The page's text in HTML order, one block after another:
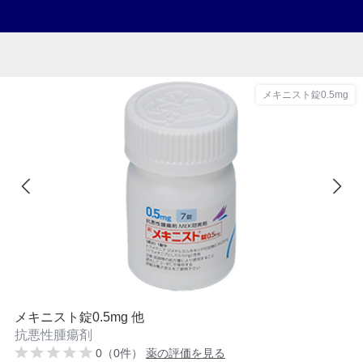
メキニスト錠0.5mg
メキニスト錠0.5mg 他
抗悪性腫瘍剤
0（0件） 薬の評価を見る